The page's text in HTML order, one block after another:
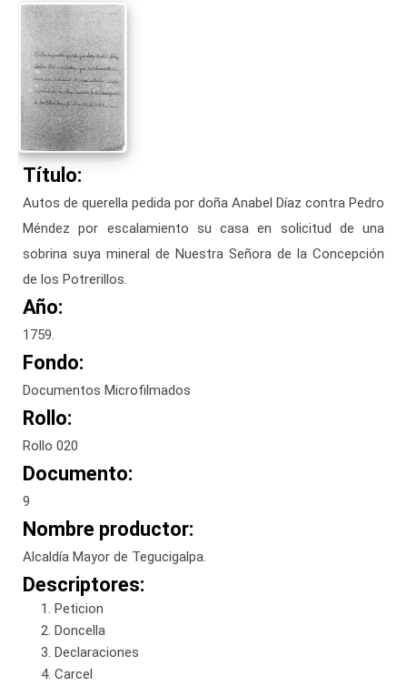
Título:
Autos de querella pedida por doña Anabel Díaz contra Pedro
Méndez por escalamiento su casa en solicitud de una
sobrina suya mineral de Nuestra Señora de la Concepción
de los Potrerillos.
Año:
1759.
Fondo:
Documentos Microfilmados
Rollo:
Rollo 020
Documento:
9
Nombre productor:
Alcaldía Mayor de Tegucigalpa.
Descriptores:
Peticion
Doncella
Declaraciones
Carcel